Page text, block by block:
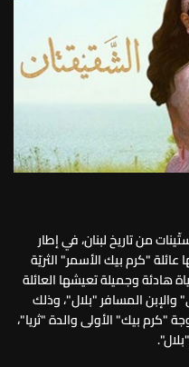
من تاريخ لبنان، في إطار
"كرم بيك الأسمر" الثريّة
هادئة وجميلة تعيشها العائلة
والإبن المسافر "بلال"، وذلك
"كرم بيك" الأولى والدة "ثريا"،